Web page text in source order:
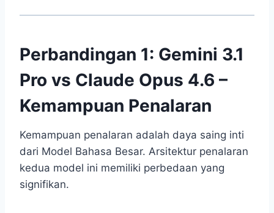
Perbandingan 1: Gemini 3.1
Pro vs Claude Opus 4.6 –
Kemampuan Penalaran
Kemampuan penalaran adalah daya saing inti
dari Model Bahasa Besar. Arsitektur penalaran
kedua model ini memiliki perbedaan yang
signifikan.